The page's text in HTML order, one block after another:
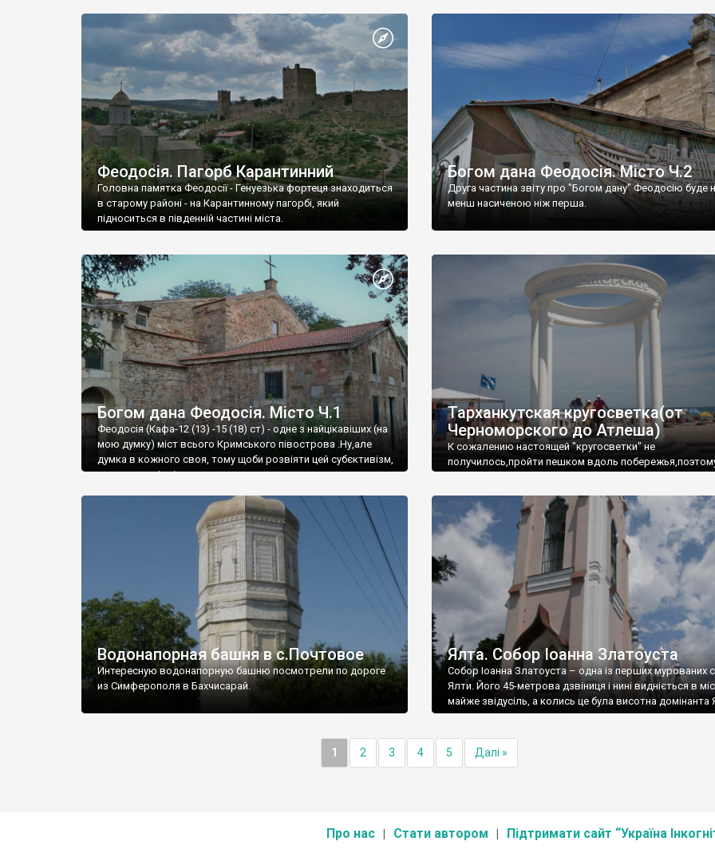
Феодосія. Пагорб Карантинний
Головна памятка Феодосії - Генуезька фортеця знаходиться
в старому районі - на Карантинному пагорбі, який
підноситься в південній частині міста.
Богом дана Феодосія. Місто Ч.2
Друга частина звіту про "Богом дану" Феодосію буде
менш насиченою ніж перша.
Богом дана Феодосія. Місто Ч.1
Феодосія (Кафа-12 (13) -15 (18) ст) - одне з найцікавіших (на
мою думку) міст всього Кримського півострова .Ну,але
думка в кожного своя, тому щоби розвіяти цей субєктивізм,
запрошую відвідати це
Тарханкутская кругосветка(от
Черноморского до Атлеша)
К сожалению настоящей "кругосветки" не
получилось,пройти пешком вдоль
Водонапорная башня в с.Почтовое
Интересную водонапорную башню посмотрели по дороге
из Симферополя в Бахчисарай.
Ялта. Собор Іоанна Златоуста
Собор Іоанна Златоуста – одна із перших мурованих
Ялти. Його 45-метрова дзвіниця і нині видніється в
майже звідусіль, а колись це була висотна домінанта
1 2 3 4 5 Далі »
Про нас Стати автором Підтримати сайт “Україна